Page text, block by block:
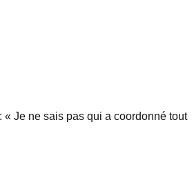
« Je ne sais pas qui a coordonné tout